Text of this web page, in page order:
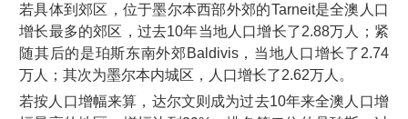
若具体到郊区，位于墨尔本西部外郊的Tarneit是全澳人口
增长最多的郊区，过去10年当地人口增长了2.88万人；紧
随其后的是珀斯东南外郊Baldivis，当地人口增长了2.74
万人；其次为墨尔本内城区，人口增长了2.62万人。
若按人口增幅来算，达尔文则成为过去10年来全澳人口增